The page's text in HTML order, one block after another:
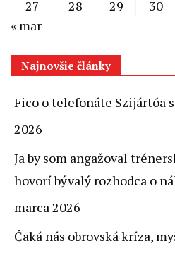
« mar
27
28 29 30
Najnovšie články
Fico o telefonáte Szijártóa
2026
Ja by som angažoval
hovorí bývalý rozhodca o
marca 2026
Čaká nás obrovská kríza,